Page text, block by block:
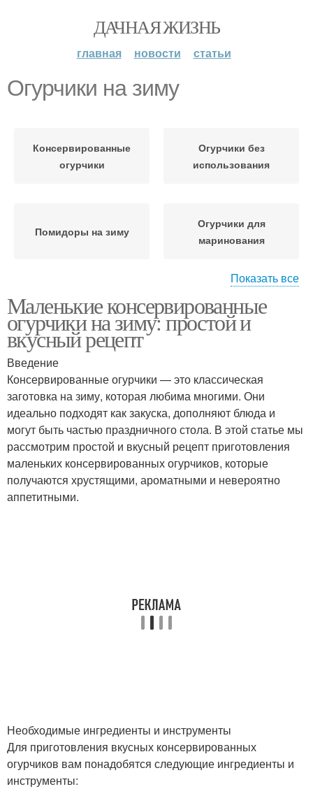
ДАЧНАЯ ЖИЗНЬ
главная новости статьи
Огурчики на зиму
Консервированные
огурчики
Огурчики без
использования
Помидоры на зиму
Огурчики для
маринования
Огурцов на зиму Огурцы на зиму
Корнишоны на зиму Горчицы на зиму
Огурчики с луком Кусочки на зиму
Масло на зиму Рецепт на зиму
Показать все
Маленькие консервированные
огурчики на зиму: простой и
вкусный рецепт
Введение
Консервированные огурчики — это классическая
заготовка на зиму, которая любима многими. Они
идеально подходят как закуска, дополняют блюда и
могут быть частью праздничного стола. В этой статье мы
рассмотрим простой и вкусный рецепт приготовления
маленьких консервированных огурчиков, которые
получаются хрустящими, ароматными и невероятно
аппетитными.
Необходимые ингредиенты и инструменты
Для приготовления вкусных консервированных
огурчиков вам понадобятся следующие ингредиенты и
инструменты: